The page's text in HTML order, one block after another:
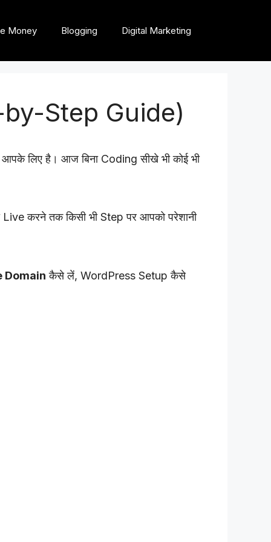
Money Blogging Digital Marketing
Step Guide)
लिए है। आज बिना Coding सीखे भी कोई भी
करने तक किसी भी Step पर आपको परेशानी
Domain कैसे लें, WordPress Setup कैसे